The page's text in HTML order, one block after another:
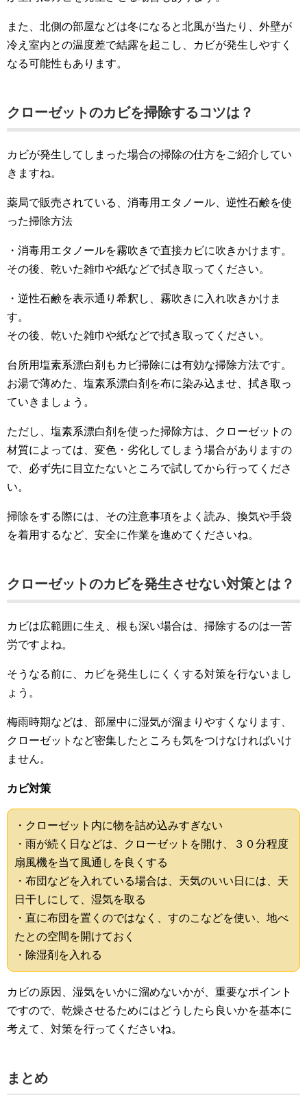
また、北側の部屋などは冬になると北風が当たり、外壁が
冷え室内との温度差で結露を起こし、カビが発生しやすく
なる可能性もあります。
クローゼットのカビを掃除するコツは？
カビが発生してしまった場合の掃除の仕方をご紹介してい
きますね。
薬局で販売されている、消毒用エタノール、逆性石鹸を使
った掃除方法
・消毒用エタノールを霧吹きで直接カビに吹きかけます。
その後、乾いた雑巾や紙などで拭き取ってください。
・逆性石鹸を表示通り希釈し、霧吹きに入れ吹きかけま
す。
その後、乾いた雑巾や紙などで拭き取ってください。
台所用塩素系漂白剤もカビ掃除には有効な掃除方法です。
お湯で薄めた、塩素系漂白剤を布に染み込ませ、拭き取っ
ていきましょう。
ただし、塩素系漂白剤を使った掃除方は、クローゼットの
材質によっては、変色・劣化してしまう場合がありますの
で、必ず先に目立たないところで試してから行ってくださ
い。
掃除をする際には、その注意事項をよく読み、換気や手袋
を着用するなど、安全に作業を進めてくださいね。
クローゼットのカビを発生させない対策とは？
カビは広範囲に生え、根も深い場合は、掃除するのは一苦
労ですよね。
そうなる前に、カビを発生しにくくする対策を行ないまし
ょう。
梅雨時期などは、部屋中に湿気が溜まりやすくなります、
クローゼットなど密集したところも気をつけなければいけ
ません。
カビ対策
・クローゼット内に物を詰め込みすぎない
・雨が続く日などは、クローゼットを開け、３０分程度
扇風機を当て風通しを良くする
・布団などを入れている場合は、天気のいい日には、天
日干しにして、湿気を取る
・直に布団を置くのではなく、すのこなどを使い、地べ
たとの空間を開けておく
・除湿剤を入れる
カビの原因、湿気をいかに溜めないかが、重要なポイント
ですので、乾燥させるためにはどうしたら良いかを基本に
考えて、対策を行ってくださいね。
まとめ